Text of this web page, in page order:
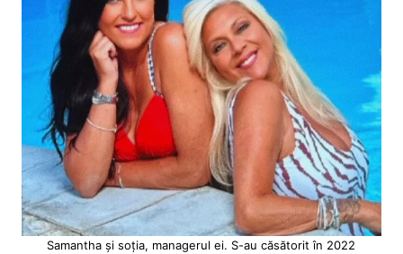
Samantha și soția, managerul ei. S-au căsătorit în 2022